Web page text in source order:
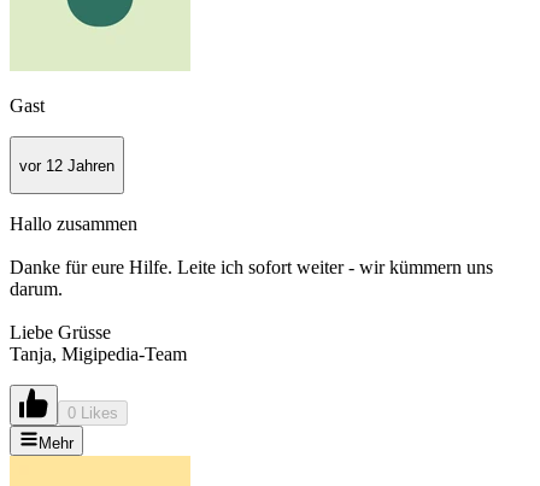
Gast
vor 12 Jahren
Hallo zusammen
Danke für eure Hilfe. Leite ich sofort weiter - wir kümmern uns
darum.
Liebe Grüsse
Tanja, Migipedia-Team
0 Likes
Mehr